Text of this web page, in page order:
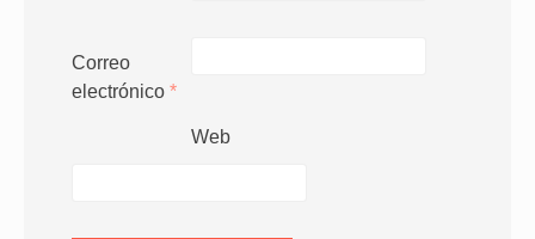
Correo
electrónico *
Web